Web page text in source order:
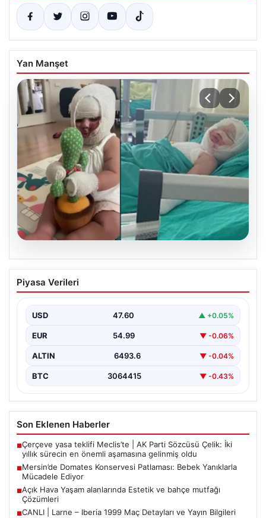
Yan Manşet
05.08.2026
Mersin’de Domates Konservesi
Patlaması: Bebek Yanıklarla Mücadele
19 Eylül 2023 tarihinde Mersin'in Çakır ailesi korku dolu
Piyasa Verileri
USD 47.60 ▲ +0.05%
EUR 54.99 ▼ -0.06%
ALTIN 6493.6 ▼ -0.04%
BTC 3064415 ▼ -0.43%
Son Eklenen Haberler
■Çerçeve yasa teklifi Meclis’te | AK Parti Sözcüsü Çelik: İki
yıllık sürecin en önemli aşamasına gelinmiş oldu
■Mersin’de Domates Konservesi Patlaması: Bebek Yanıklarla
Mücadele Ediyor
■Açık Hava Yaşam alanlarında Estetik ve bahçe mutfağı
Çözümleri
■CANLI | Larne – Iberia 1999 Maç Detayları ve Yayın Bilgileri